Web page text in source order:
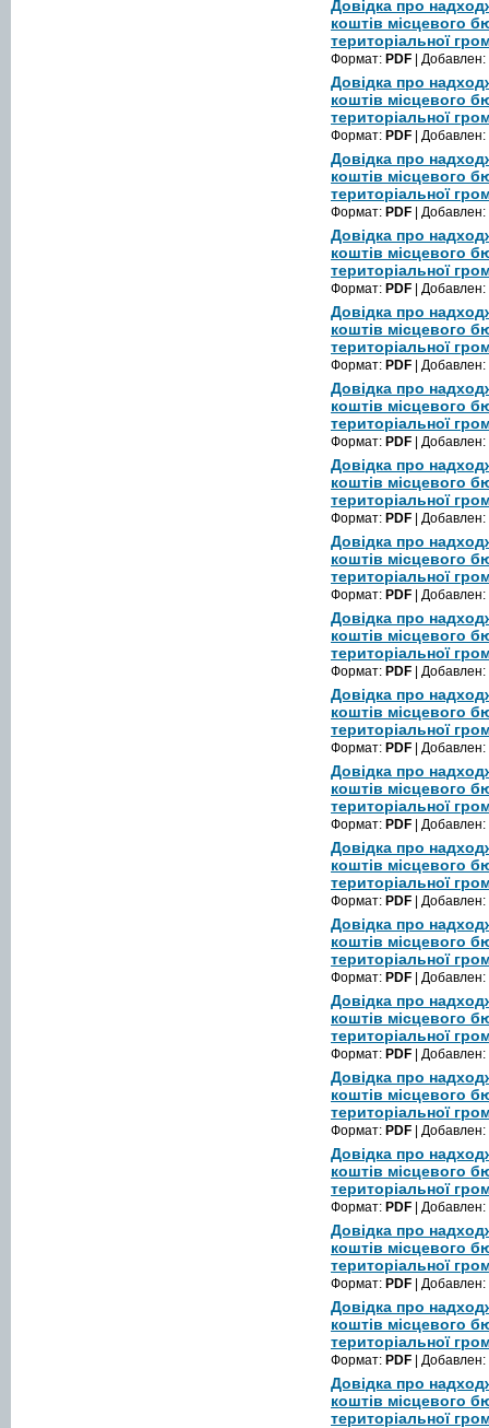
Довідка про
коштів місцевого
територіальної
Формат: PDF | Добавлен:
Довідка про
коштів місцевого
територіальної
Формат: PDF | Добавлен:
Довідка про
коштів місцевого
територіальної
Формат: PDF | Добавлен:
Довідка про
коштів місцевого
територіальної
Формат: PDF | Добавлен:
Довідка про
коштів місцевого
територіальної
Формат: PDF | Добавлен:
Довідка про
коштів місцевого
територіальної
Формат: PDF | Добавлен:
Довідка про
коштів місцевого
територіальної
Формат: PDF | Добавлен:
Довідка про
коштів місцевого
територіальної
Формат: PDF | Добавлен:
Довідка про
коштів місцевого
територіальної
Формат: PDF | Добавлен:
Довідка про
коштів місцевого
територіальної
Формат: PDF | Добавлен:
Довідка про
коштів місцевого
територіальної
Формат: PDF | Добавлен:
Довідка про
коштів місцевого
територіальної
Формат: PDF | Добавлен:
Довідка про
коштів місцевого
територіальної
Формат: PDF | Добавлен:
Довідка про
коштів місцевого
територіальної
Формат: PDF | Добавлен:
Довідка про
коштів місцевого
територіальної
Формат: PDF | Добавлен:
Довідка про
коштів місцевого
територіальної
Формат: PDF | Добавлен:
Довідка про
коштів місцевого
територіальної
Формат: PDF | Добавлен:
Довідка про
коштів місцевого
територіальної
Формат: PDF | Добавлен:
Довідка про
коштів місцевого
територіальної